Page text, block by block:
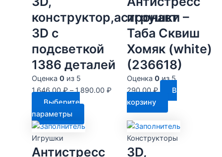
конструктор,астронавт
3D с
подсветкой
1386 деталей
Оценка 0из 5
1,646.00₽–1,890.00 ₽
Выберите
параметры
товар
несколько
игрушки –
Таба Сквиш
Хомяк (white)
(236618)
Оценка 0из 5
290.00₽
В
корзину
Игрушки
Антистресс
Конструкторы
3D,